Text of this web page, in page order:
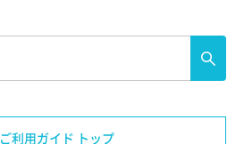
ご利用ガイド トップ